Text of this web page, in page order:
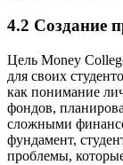
4.2 Создание
Цель Money
для своих
как понимание
фондов,
сложными
фундамент,
проблемы,